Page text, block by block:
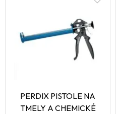
PERDIX PISTOLE NA
TMELY A CHEMICKÉ